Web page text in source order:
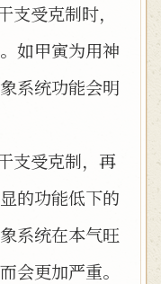
受克制时，
如甲寅为用神
系统功能会明
受克制，再
的功能低下的
系统在本气旺
会更加严重。